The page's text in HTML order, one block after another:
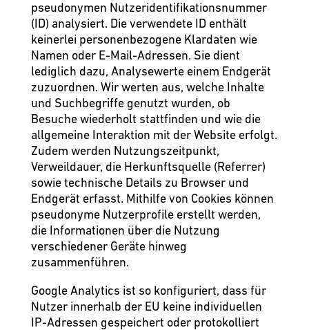
pseudonymen Nutzeridentifikationsnummer
(ID) analysiert. Die verwendete ID enthält
keinerlei personenbezogene Klardaten wie
Namen oder E-Mail-Adressen. Sie dient
lediglich dazu, Analysewerte einem Endgerät
zuzuordnen. Wir werten aus, welche Inhalte
und Suchbegriffe genutzt wurden, ob
Besuche wiederholt stattfinden und wie die
allgemeine Interaktion mit der Website erfolgt.
Zudem werden Nutzungszeitpunkt,
Verweildauer, die Herkunftsquelle (Referrer)
sowie technische Details zu Browser und
Endgerät erfasst. Mithilfe von Cookies können
pseudonyme Nutzerprofile erstellt werden,
die Informationen über die Nutzung
verschiedener Geräte hinweg
zusammenführen.
Google Analytics ist so konfiguriert, dass für
Nutzer innerhalb der EU keine individuellen
IP-Adressen gespeichert oder protokolliert